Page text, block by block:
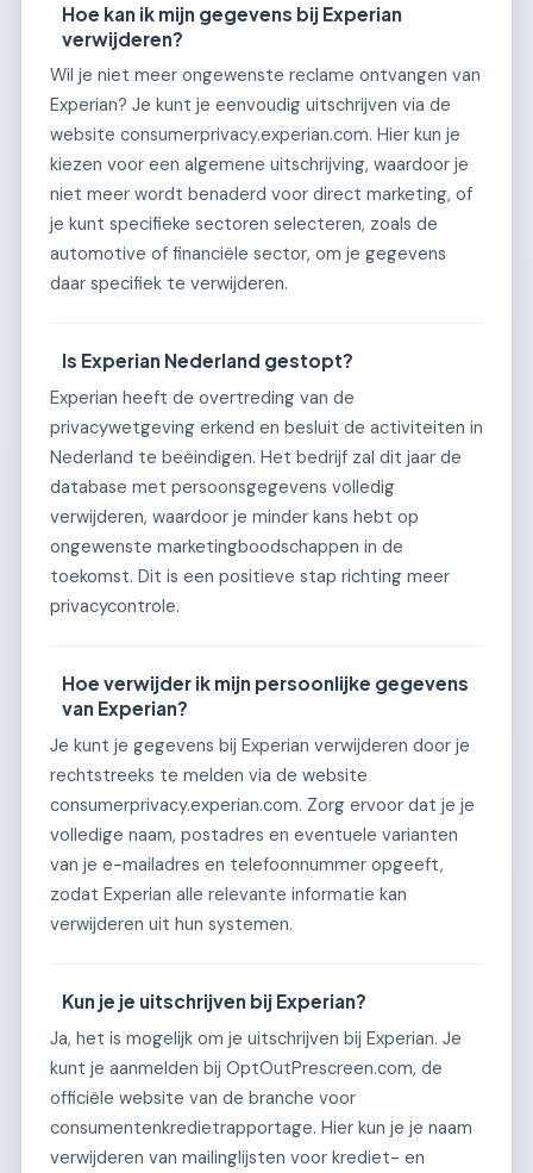
Hoe kan ik mijn gegevens bij Experian
verwijderen?
Wil je niet meer ongewenste reclame ontvangen van
Experian? Je kunt je eenvoudig uitschrijven via de
website consumerprivacy.experian.com. Hier kun je
kiezen voor een algemene uitschrijving, waardoor je
niet meer wordt benaderd voor direct marketing, of
je kunt specifieke sectoren selecteren, zoals de
automotive of financiële sector, om je gegevens
daar specifiek te verwijderen.
Is Experian Nederland gestopt?
Experian heeft de overtreding van de
privacywetgeving erkend en besluit de activiteiten in
Nederland te beëindigen. Het bedrijf zal dit jaar de
database met persoonsgegevens volledig
verwijderen, waardoor je minder kans hebt op
ongewenste marketingboodschappen in de
toekomst. Dit is een positieve stap richting meer
privacycontrole.
Hoe verwijder ik mijn persoonlijke gegevens
van Experian?
Je kunt je gegevens bij Experian verwijderen door je
rechtstreeks te melden via de website
consumerprivacy.experian.com. Zorg ervoor dat je je
volledige naam, postadres en eventuele varianten
van je e-mailadres en telefoonnummer opgeeft,
zodat Experian alle relevante informatie kan
verwijderen uit hun systemen.
Kun je je uitschrijven bij Experian?
Ja, het is mogelijk om je uitschrijven bij Experian. Je
kunt je aanmelden bij OptOutPrescreen.com, de
officiële website van de branche voor
consumentenkredietrapportage. Hier kun je je naam
verwijderen van mailinglijsten voor krediet- en